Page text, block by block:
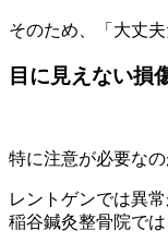
そのため、「大丈
目に見えない損
特に注意が必要な
レントゲンでは異
稲谷鍼灸整骨院で